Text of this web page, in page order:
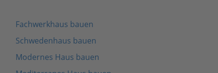
Fachwerkhaus bauen
Schwedenhaus bauen
Modernes Haus bauen